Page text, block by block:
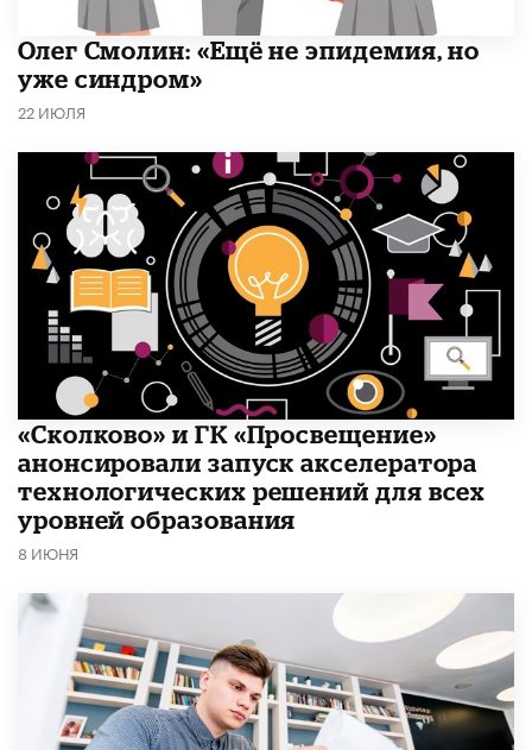
​Олег Смолин: «Ещё не эпидемия, но
уже синдром»
22 ИЮЛЯ
«Сколково» и ГК «Просвещение»
анонсировали запуск акселератора
технологических решений для всех
уровней образования
8 ИЮНЯ